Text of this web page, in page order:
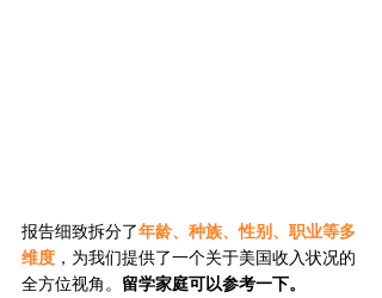
报告细致拆分了年龄、种族、性别、职业等多
维度 ，为我们提供了一个关于美国收入状况的
全方位视角。 留学家庭可以参考一下。